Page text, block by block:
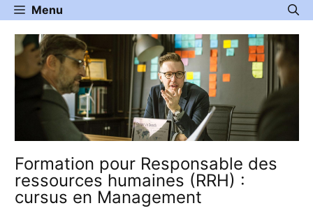
Aller
au
contenu
Menu
Formation pour Responsable des
ressources humaines (RRH) :
cursus en Management